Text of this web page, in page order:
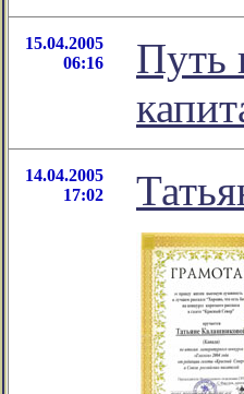
15.04.2005
06:16
Путь
14.04.2005
17:02